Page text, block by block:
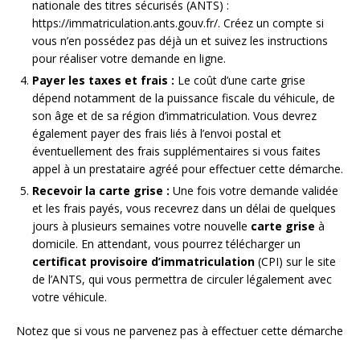
nationale des titres sécurisés (ANTS) :
https://immatriculation.ants.gouv.fr/. Créez un compte si
vous n’en possédez pas déjà un et suivez les instructions
pour réaliser votre demande en ligne.
Payer les taxes et frais : Le coût d’une carte grise
dépend notamment de la puissance fiscale du véhicule, de
son âge et de sa région d’immatriculation. Vous devrez
également payer des frais liés à l’envoi postal et
éventuellement des frais supplémentaires si vous faites
appel à un prestataire agréé pour effectuer cette démarche.
Recevoir la carte grise : Une fois votre demande validée
et les frais payés, vous recevrez dans un délai de quelques
jours à plusieurs semaines votre nouvelle carte grise à
domicile. En attendant, vous pourrez télécharger un
certificat provisoire d’immatriculation (CPI) sur le site
de l’ANTS, qui vous permettra de circuler légalement avec
votre véhicule.
Notez que si vous ne parvenez pas à effectuer cette démarche